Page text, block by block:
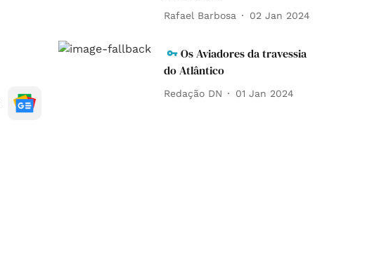
Rafael Barbosa 02 Jan 2024
Os Aviadores da travessia
do Atlântico
Redação DN 01 Jan 2024